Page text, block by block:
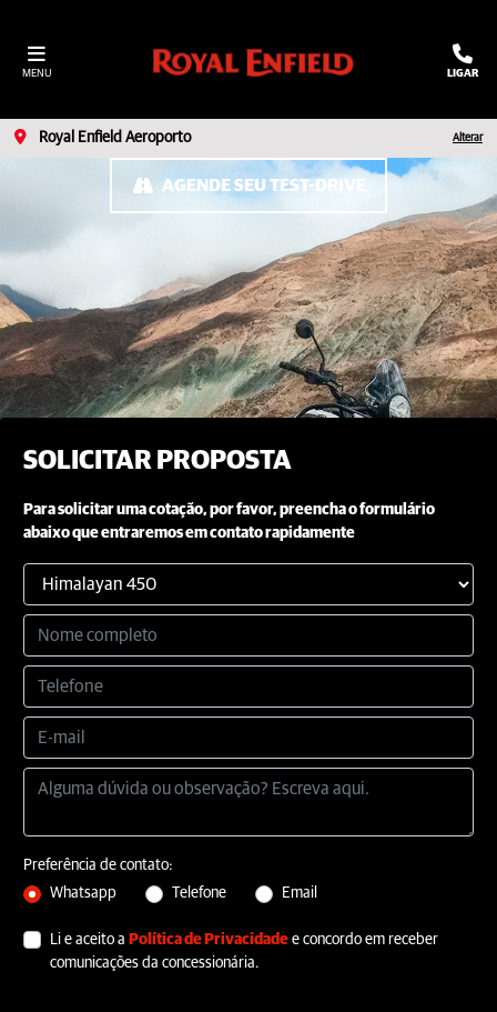
MENU LIGAR
Royal Enfield Aeroporto Alterar
SOLICITAR PROPOSTA
Para solicitar uma cotação, por favor, preencha o formulário
abaixo que entraremos em contato rapidamente
Preferência de contato:
Whatsapp
Telefone Email
Li e aceito a Política de Privacidade e concordo em receber
comunicações da concessionária.
AGENDE SEU TEST-DRIVE